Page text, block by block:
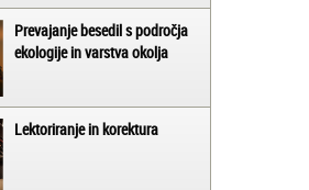
Prevajanje besedil s področja
ekologije in varstva okolja
Lektoriranje in korektura